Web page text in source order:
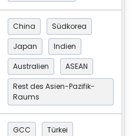
China
Südkorea
Japan
Indien
Australien
ASEAN
Rest des Asien-Pazifik-
Raums
GCC
Türkei